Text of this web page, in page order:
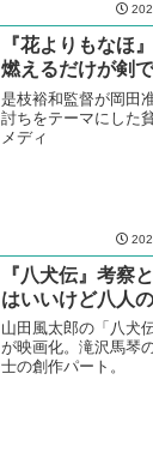
『花よりもなほ
燃えるだけが剣
是枝裕和監督が岡田
討ちをテーマにした
メディ
『八犬伝』考察
はいいけど八人
山田風太郎の「八犬
が映画化。滝沢馬琴
士の創作パート。